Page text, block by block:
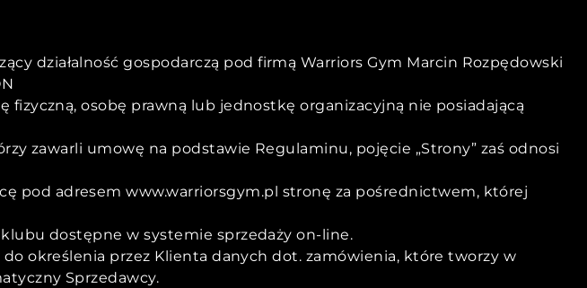
działalność gospodarczą pod firmą Warriors Gym Marcin Rozpędowski
fizyczną, osobę prawną lub jednostkę organizacyjną nie posiadającą
zawarli umowę na podstawie Regulaminu, pojęcie „Strony” zaś odnosi
pod adresem www.warriorsgym.pl stronę za pośrednictwem, której
dostępne w systemie sprzedaży on-line.
do określenia przez Klienta danych dot. zamówienia, które tworzy w
Sprzedawcy.